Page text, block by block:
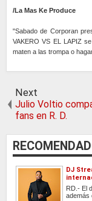
/La Mas Ke Produce
"Sabado de Corporan
VAKERO VS EL LAPIZ
maten a las trompa o
Next
Julio Voltio
fans en R. D.
DJ
RD.- El
además